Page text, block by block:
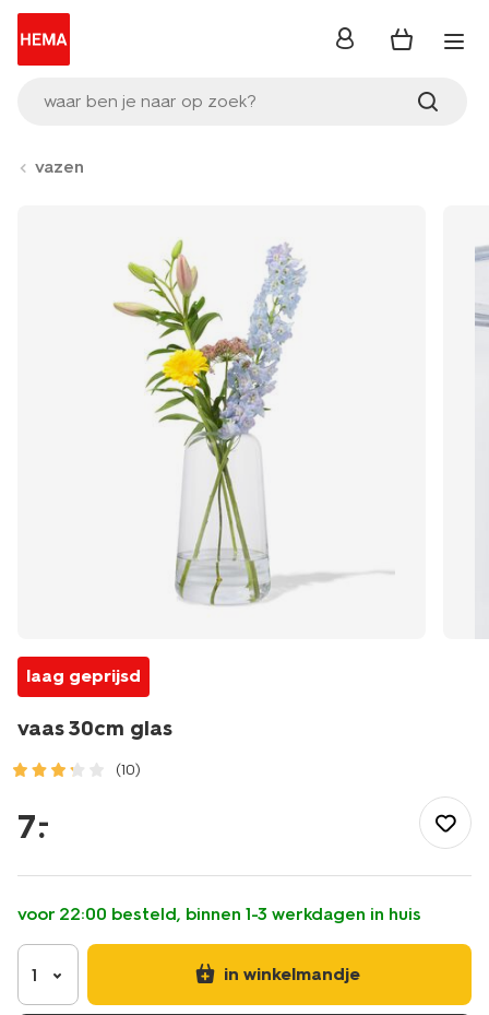
waar ben je naar op zoek?
inloggen
vazen
laag geprijsd
vaas 30cm glas
(10)
slapen/wonen/vaas/vaas-
30cm-
13300193.html
7.
–
voor 22:00 besteld, binnen 1-3 werkdagen in huis
1 in winkelmandje